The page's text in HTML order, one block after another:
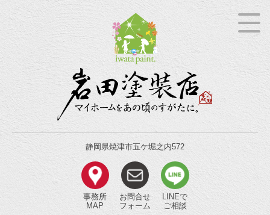
静岡県焼津市五ケ堀之内572
事務所
MAP
お問合せ
フォーム
LINEで
ご相談